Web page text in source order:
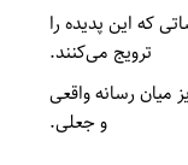
که این پدیده را
ترویج می‌کنند.
میان رسانه واقعی
و جعلی.